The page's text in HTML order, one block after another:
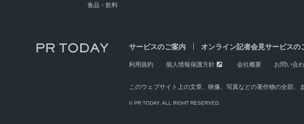
食品・飲料
サービスのご案内 オンライン記者会見サービスの
利用規約 個人情報保護方針 会社概要 お問い合
このウェブサイト上の文章、映像、写真などの著作物の全部、
© PR TODAY. ALL RIGHT RESERVED.